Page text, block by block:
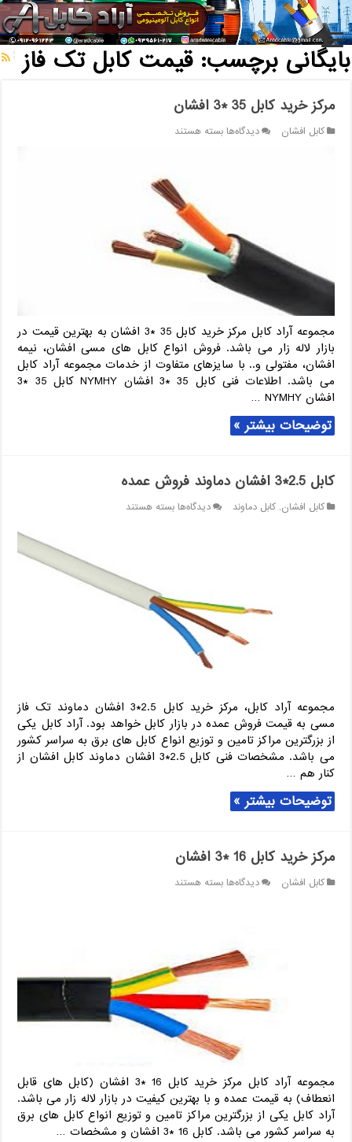
خانه / بایگانی برچسب: قیمت کابل تک فاز
بایگانی برچسب:قیمت کابل تک فاز
مرکز خرید کابل 35 *3 افشان
کابل افشان دیدگاه‌هابرای
افشان
بسته هستند
مجموعه آراد کابل مرکز خرید کابل 35 *3 افشان به بهترین قیمت در
بازار لاله زار می باشد. فروش انواع کابل های مسی افشان، نیمه
افشان، مفتولی و.. با سایزهای متفاوت از خدمات مجموعه آراد کابل
می باشد. اطلاعات فنی کابل 35 *3 افشان NYMHY کابل 35 *3
افشان NYMHY …
توضیحات بیشتر »
کابل 2.5*3 افشان دماوند فروش عمده
کابل افشان,کابل دماوند دیدگاه‌هابرای
عمده
بسته هستند
مجموعه آراد کابل، مرکز خرید کابل 2.5*3 افشان دماوند تک فاز
مسی به قیمت فروش عمده در بازار کابل خواهد بود. آراد کابل یکی
از بزرگترین مراکز تامین و توزیع انواع کابل های برق به سراسر کشور
می باشد. مشخصات فنی کابل 2.5*3 افشان دماوند کابل افشان از
کنار هم …
توضیحات بیشتر »
مرکز خرید کابل 16 *3 افشان
کابل افشان دیدگاه‌هابرای
*3
افشان
بسته هستند
مجموعه آراد کابل مرکز خرید کابل 16 *3 افشان (کابل های قابل
انعطاف) به قیمت عمده و با بهترین کیفیت در بازار لاله زار می باشد.
آراد کابل یکی از بزرگترین مراکز تامین و توزیع انواع کابل های برق
به سراسر کشور می باشد. کابل 16 *3 افشان و مشخصات …